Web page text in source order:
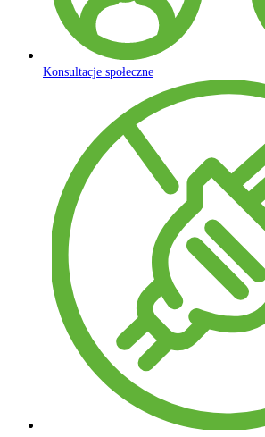
Konsultacje społeczne